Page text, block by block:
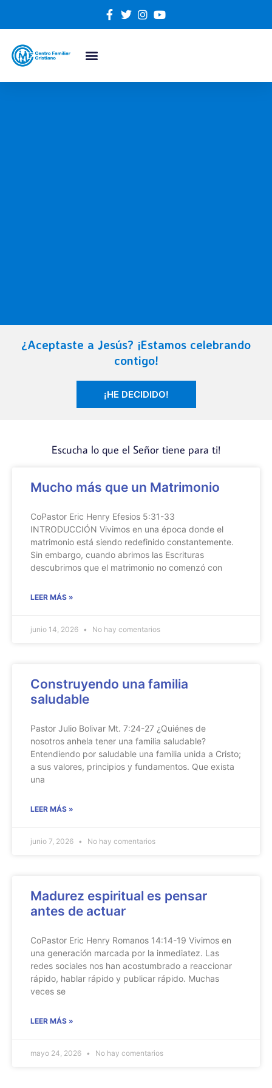
YA puede
notificar sus
Diezmos y
Ofrendas
NOTIFICAR!
¿Aceptaste a Jesús? ¡Estamos celebrando
contigo!
¡HE DECIDIDO!
Escucha lo que el Señor tiene para ti!
Mucho más que un Matrimonio
CoPastor Eric Henry Efesios 5:31-33
INTRODUCCIÓN Vivimos en una época donde el
matrimonio está siendo redefinido constantemente.
Sin embargo, cuando abrimos las Escrituras
descubrimos que el matrimonio no comenzó con
LEER MÁS »
junio 14, 2026 No hay comentarios
Construyendo una familia
saludable
Pastor Julio Bolivar Mt. 7:24-27 ¿Quiénes de
nosotros anhela tener una familia saludable?
Entendiendo por saludable una familia unida a Cristo;
a sus valores, principios y fundamentos. Que exista
una
LEER MÁS »
junio 7, 2026 No hay comentarios
Madurez espiritual es pensar
antes de actuar
CoPastor Eric Henry Romanos 14:14-19 Vivimos en
una generación marcada por la inmediatez. Las
redes sociales nos han acostumbrado a reaccionar
rápido, hablar rápido y publicar rápido. Muchas
veces se
LEER MÁS »
mayo 24, 2026 No hay comentarios